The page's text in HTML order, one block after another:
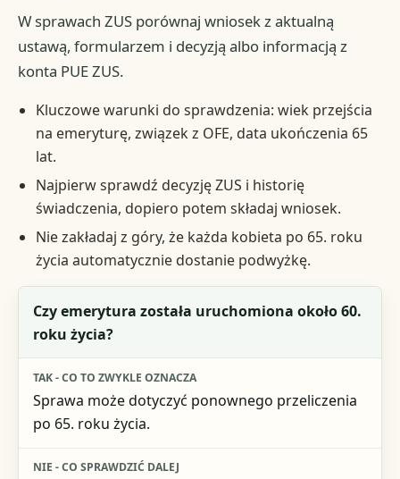
W sprawach ZUS porównaj wniosek z aktualną
ustawą, formularzem i decyzją albo informacją z
konta PUE ZUS.
Kluczowe warunki do sprawdzenia: wiek przejścia
na emeryturę, związek z OFE, data ukończenia 65
lat.
Najpierw sprawdź decyzję ZUS i historię
świadczenia, dopiero potem składaj wniosek.
Nie zakładaj z góry, że każda kobieta po 65. roku
życia automatycznie dostanie podwyżkę.
Pytanie kontrolne
Nie - co sprawdzić dalej
Znaczenie praktyczne
Czy emerytura została uruchomiona około 60.
roku życia?
Sprawa może dotyczyć ponownego przeliczenia
po 65. roku życia.